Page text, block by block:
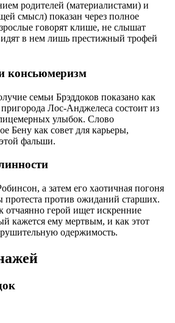
родителей (материалистами) и
смысл) показан через полное
говорят клише, не слышат
в нем лишь престижный трофей
консьюмеризм
семьи Брэддоков показано как
Лос-Анджелеса состоит из
улыбок. Слово
Бену как совет для карьеры,
фальши.
а затем его хаотичная погоня
против ожиданий старших.
отчаянно герой ищет искренние
кажется ему мертвым, и как этот
одержимость.